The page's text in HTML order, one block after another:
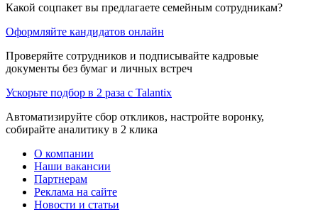
Какой соцпакет вы предлагаете семейным сотрудникам?
Оформляйте кандидатов онлайн
Проверяйте сотрудников и подписывайте кадровые
документы без бумаг и личных встреч
Ускорьте подбор в 2 раза с Talantix
Автоматизируйте сбор откликов, настройте воронку,
собирайте аналитику в 2 клика
О компании
Наши вакансии
Партнерам
Реклама на сайте
Новости и статьи